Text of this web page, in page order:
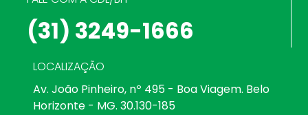
(31) 3249-1666
LOCALIZAÇÃO
Av. João Pinheiro, nº 495 - Boa Viagem. Belo
Horizonte - MG. 30.130-185